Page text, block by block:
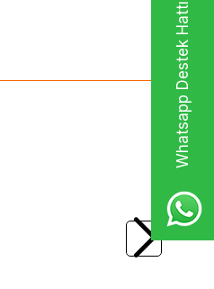
Whatsapp Destek Hattı
OKI Mx-1000 Cartdridge Serisi Şerit